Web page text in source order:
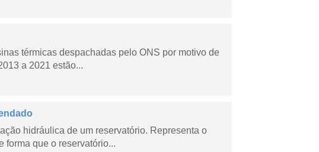
térmicas despachadas pelo ONS por motivo de
a 2021 estão...
hidráulica de um reservatório. Representa o
forma que o reservatório...